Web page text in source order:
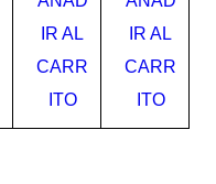
24
4x8
IR AL
CARR
ITO
16
4x8
IR AL
CARR
ITO